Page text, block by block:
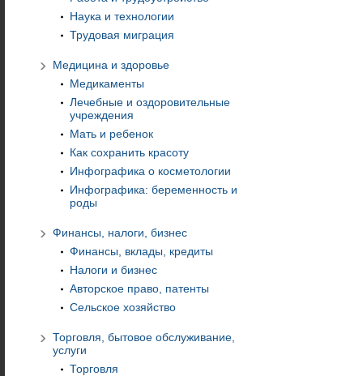
Наука и технологии
Трудовая миграция
Медицина и здоровье
Медикаменты
Лечебные и оздоровительные
учреждения
Мать и ребенок
Как сохранить красоту
Инфографика о косметологии
Инфографика: беременность и
роды
Финансы, налоги, бизнес
Финансы, вклады, кредиты
Налоги и бизнес
Авторское право, патенты
Сельское хозяйство
Торговля, бытовое обслуживание,
услуги
Торговля